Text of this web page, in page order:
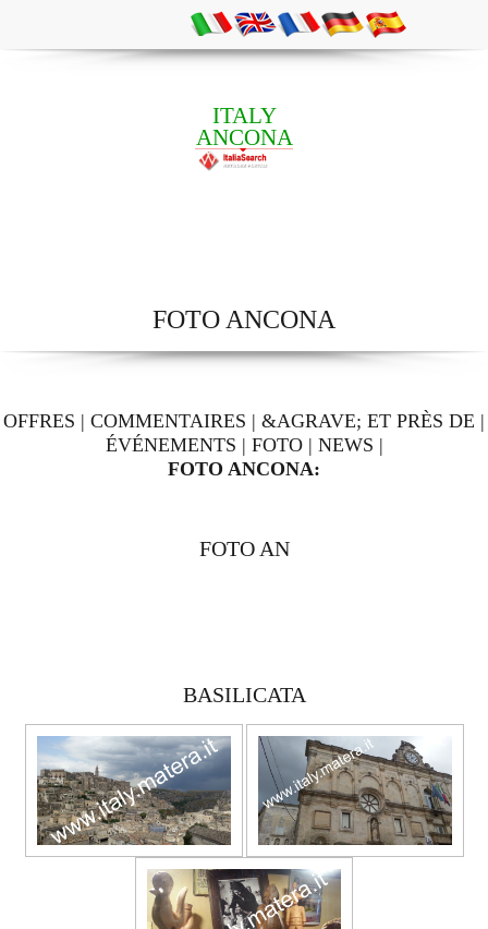
ITALY
ANCONA
FOTO ANCONA
OFFRES | COMMENTAIRES | &AGRAVE; ET PRÈS DE |
ÉVÉNEMENTS | FOTO| NEWS |
FOTO ANCONA:
FOTO AN
BASILICATA